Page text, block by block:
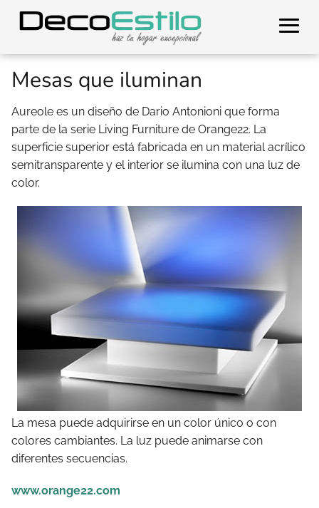
Mesas que iluminan
Aureole es un diseño de Dario Antonioni que forma
parte de la serie Living Furniture de Orange22. La
superficie superior está fabricada en un material acrílico
semitransparente y el interior se ilumina con una luz de
color.
La mesa puede adquirirse en un color único o con
colores cambiantes. La luz puede animarse con
diferentes secuencias.
www.orange22.com